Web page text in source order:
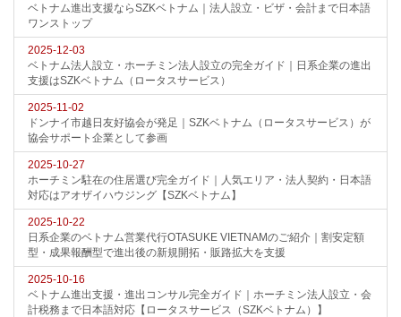
ベトナム進出支援ならSZKベトナム｜法人設立・ビザ・会計まで日本語
ワンストップ
2025-12-03
ベトナム法人設立・ホーチミン法人設立の完全ガイド｜日系企業の進出
支援はSZKベトナム（ロータスサービス）
2025-11-02
ドンナイ市越日友好協会が発足｜SZKベトナム（ロータスサービス）が
協会サポート企業として参画
2025-10-27
ホーチミン駐在の住居選び完全ガイド｜人気エリア・法人契約・日本語
対応はアオザイハウジング【SZKベトナム】
2025-10-22
日系企業のベトナム営業代行OTASUKE VIETNAMのご紹介｜割安定額
型・成果報酬型で進出後の新規開拓・販路拡大を支援
2025-10-16
ベトナム進出支援・進出コンサル完全ガイド｜ホーチミン法人設立・会
計税務まで日本語対応【ロータスサービス（SZKベトナム）】